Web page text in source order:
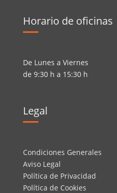
Horario de oficinas
De Lunes a Viernes
de 9:30 h a 15:30 h
Legal
Condiciones Generales
Aviso Legal
Política de Privacidad
Política de Cookies